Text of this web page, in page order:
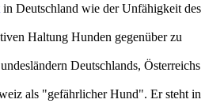
in Deutschland wie der Unfähigkeit des
Haltung Hunden gegenüber zu
Deutschlands, Österreichs
als "gefährlicher Hund". Er steht in